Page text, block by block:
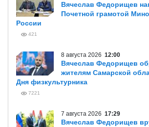
Вячеслав Федорищев
Почетной грамотой
России
421
8 августа 2026 12:00
Вячеслав Федорищев
жителям Самарской
Дня физкультурника
7221
7 августа 2026 17:29
Вячеслав Федорищев